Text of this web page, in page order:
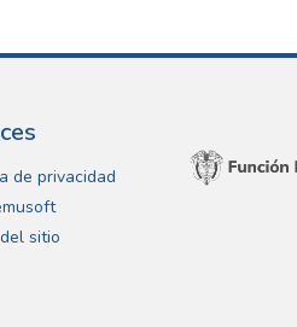
de privacidad
sitio